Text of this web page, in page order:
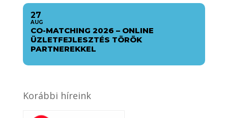
27
AUG
CO-MATCHING 2026 – ONLINE
ÜZLETFEJLESZTÉS TÖRÖK
PARTNEREKKEL
Korábbi híreink